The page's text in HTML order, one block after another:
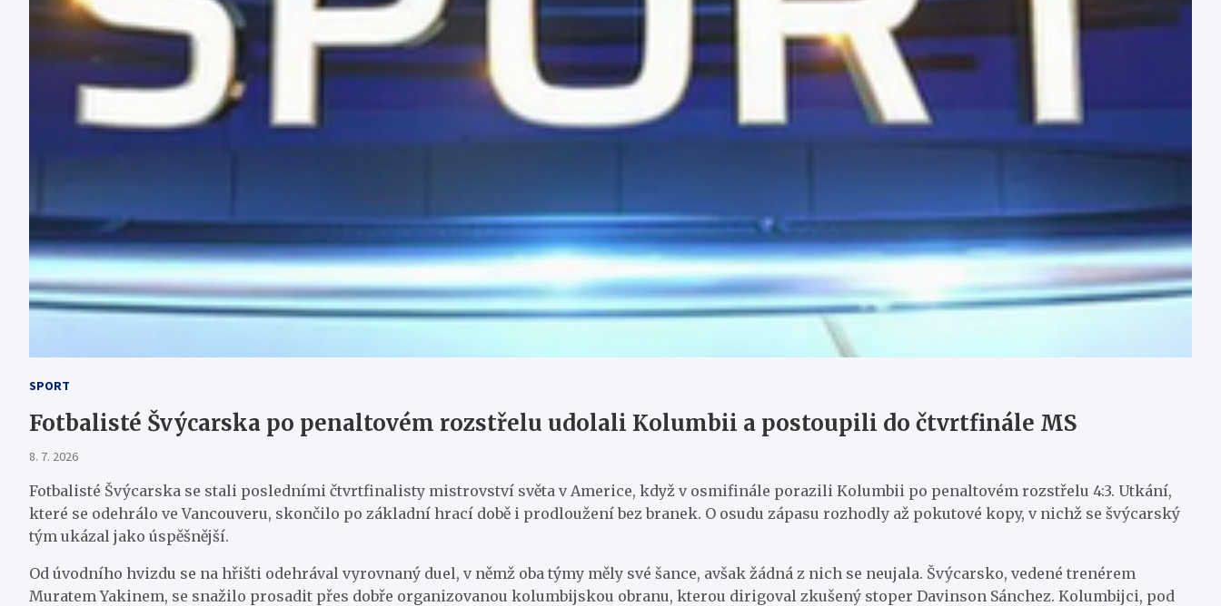
SPORT
Fotbalisté Švýcarska po penaltovém rozstřelu udolali Kolumbii a postoupili do čtvrtfinále MS
8. 7. 2026
Fotbalisté Švýcarska se stali posledními čtvrtfinalisty mistrovství světa v Americe, když v osmifinále porazili Kolumbii po penaltovém rozstřelu 4:3. Utkání,
které se odehrálo ve Vancouveru, skončilo po základní hrací době i prodloužení bez branek. O osudu zápasu rozhodly až pokutové kopy, v nichž se švýcarský
tým ukázal jako úspěšnější.
Od úvodního hvizdu se na hřišti odehrával vyrovnaný duel, v němž oba týmy měly své šance, avšak žádná z nich se neujala. Švýcarsko, vedené trenérem
Muratem Yakinem, se snažilo prosadit přes dobře organizovanou kolumbijskou obranu, kterou dirigoval zkušený stoper Davinson Sánchez. Kolumbijci, pod